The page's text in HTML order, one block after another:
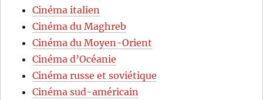
Cinéma italien
Cinéma du Maghreb
Cinéma du Moyen-Orient
Cinéma d’Océanie
Cinéma russe et soviétique
Cinéma sud-américain